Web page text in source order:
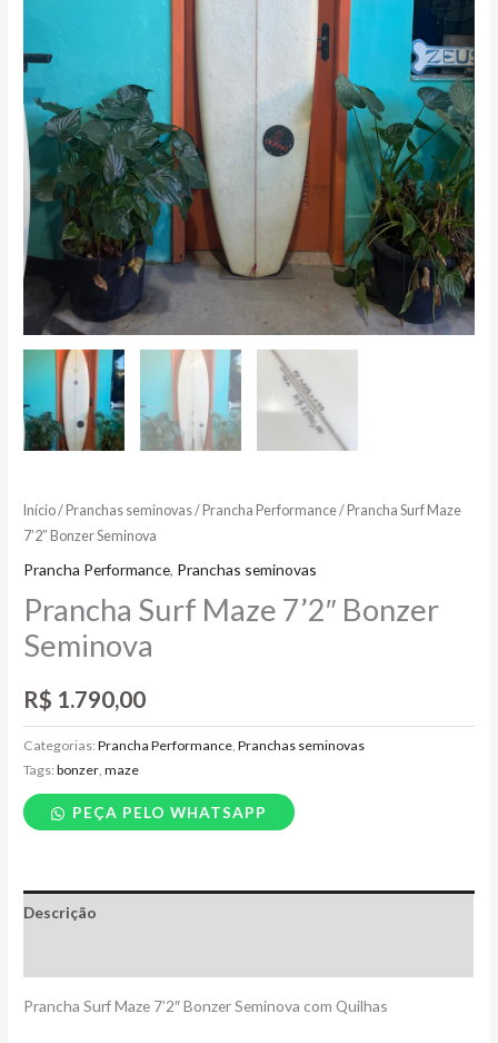
Início/Pranchas seminovas/Prancha Performance/ Prancha Surf Maze
7’2″ Bonzer Seminova
Prancha Performance, Pranchas seminovas
Prancha Surf Maze 7’2″ Bonzer
Seminova
R$ 1.790,00
Categorias:Prancha Performance ,Pranchas seminovas
Tags:bonzer ,maze
PEÇA PELO WHATSAPP
Descrição
Prancha Surf Maze 7’2″ Bonzer Seminova com Quilhas